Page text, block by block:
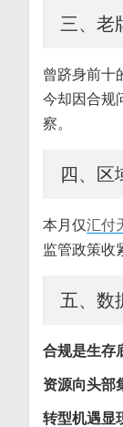
三、老
曾跻身前十
今却因合规
察。
四、区
本月仅汇付
监管政策收
五、数
合规是生存
资源向头部
转型机遇显